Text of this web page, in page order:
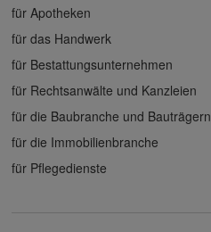
für Apotheken
für das Handwerk
für Bestattungsunternehmen
für Rechtsanwälte und Kanzleien
für die Baubranche und Bauträgern
für die Immobilienbranche
für Pflegedienste